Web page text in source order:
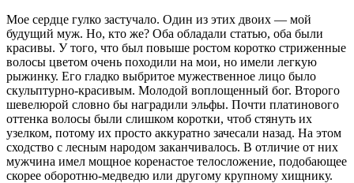
Мое сердце гулко застучало. Один из этих двоих — мой
будущий муж. Но, кто же? Оба обладали статью, оба были
красивы. У того, что был повыше ростом коротко стриженные
волосы цветом очень походили на мои, но имели легкую
рыжинку. Его гладко выбритое мужественное лицо было
скульптурно-красивым. Молодой воплощенный бог. Второго
шевелюрой словно бы наградили эльфы. Почти платинового
оттенка волосы были слишком коротки, чтоб стянуть их
узелком, потому их просто аккуратно зачесали назад. На этом
сходство с лесным народом заканчивалось. В отличие от них
мужчина имел мощное коренастое телосложение, подобающее
скорее оборотню-медведю или другому крупному хищнику.